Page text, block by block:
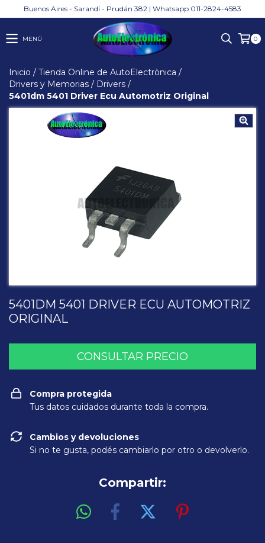
Buenos Aires - Sarandí - Prudán 382 | Whatsapp 011-2824-4583
MENÚ 0
Inicio / Tienda Online de AutoElectrònica /
Drivers y Memorias / Drivers /
5401dm 5401 Driver Ecu Automotriz Original
5401DM 5401 DRIVER ECU AUTOMOTRIZ
ORIGINAL
Compra protegida
Tus datos cuidados durante toda la compra.
Cambios y devoluciones
Si no te gusta, podés cambiarlo por otro o devolverlo.
Compartir: